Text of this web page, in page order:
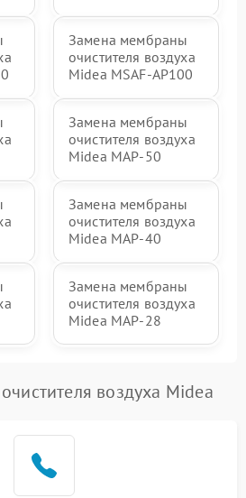
Замена мембраны
очистителя воздуха
Midea MSAF-AP100
Замена мембраны
очистителя воздуха
Midea MAP-50
Замена мембраны
очистителя воздуха
Midea MAP-40
Замена мембраны
очистителя воздуха
Midea MAP-28
воздуха Midea